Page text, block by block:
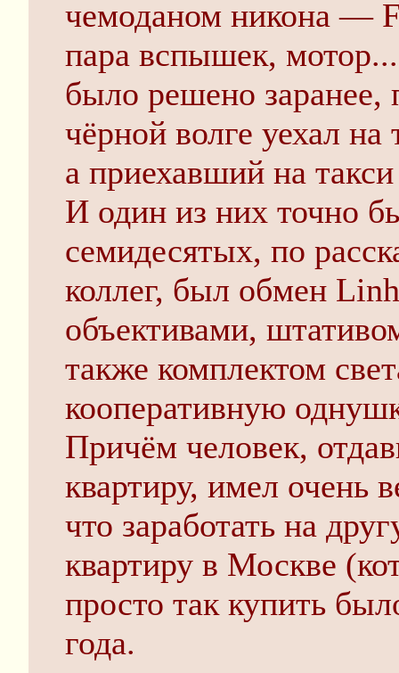
чемоданом никона —
пара вспышек,
было решено заранее,
чёрной волге уехал
а приехавший на
И один из них точно
семидесятых, по
коллег, был обмен
объективами,
также комплектом
кооперативную
Причём человек,
квартиру, имел очень
что заработать на
квартиру в Москве
просто так купить
года.